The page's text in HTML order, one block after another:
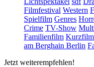
Filmfestival Western
Spielfilm Genres
Crime TV-Show
Familienfilm
am Berghain Berlin
Jetzt weiterempfehlen!